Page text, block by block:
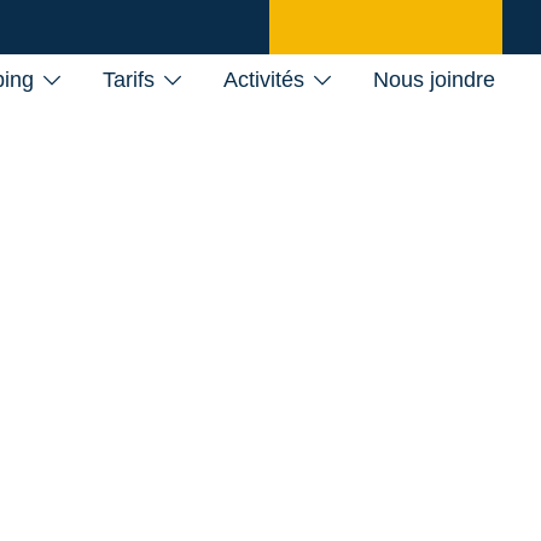
Tarifs Activités Nous joindre